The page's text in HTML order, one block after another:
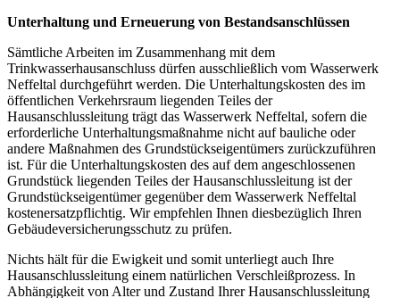
Unterhaltung und Erneuerung von Bestandsanschlüssen
Sämtliche Arbeiten im Zusammenhang mit dem
Trinkwasserhausanschluss dürfen ausschließlich vom Wasserwerk
Neffeltal durchgeführt werden. Die Unterhaltungskosten des im
öffentlichen Verkehrsraum liegenden Teiles der
Hausanschlussleitung trägt das Wasserwerk Neffeltal, sofern die
erforderliche Unterhaltungsmaßnahme nicht auf bauliche oder
andere Maßnahmen des Grundstückseigentümers zurückzuführen
ist. Für die Unterhaltungskosten des auf dem angeschlossenen
Grundstück liegenden Teiles der Hausanschlussleitung ist der
Grundstückseigentümer gegenüber dem Wasserwerk Neffeltal
kostenersatzpflichtig. Wir empfehlen Ihnen diesbezüglich Ihren
Gebäudeversicherungsschutz zu prüfen.
Nichts hält für die Ewigkeit und somit unterliegt auch Ihre
Hausanschlussleitung einem natürlichen Verschleißprozess. In
Abhängigkeit von Alter und Zustand Ihrer Hausanschlussleitung